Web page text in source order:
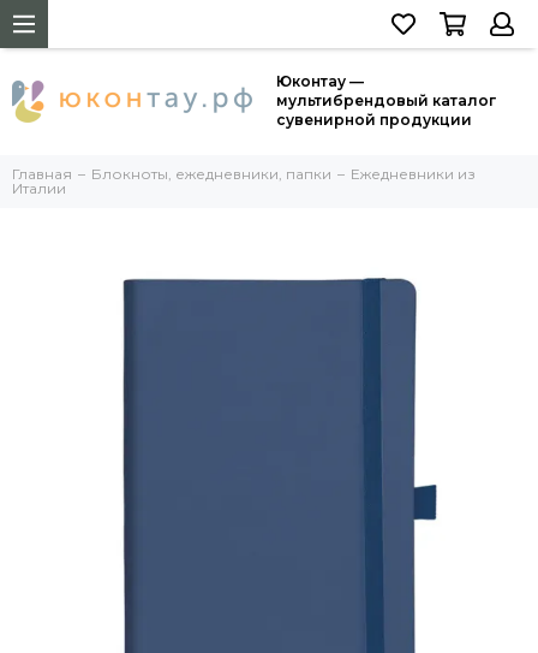
Юконтау —
мультибрендовый каталог
сувенирной продукции
Главная Блокноты, ежедневники, папки
Ежедневники из
Италии